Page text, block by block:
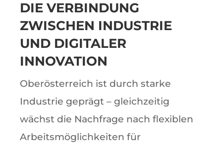
DIE VERBINDUNG
ZWISCHEN INDUSTRIE
UND DIGITALER
INNOVATION
Oberösterreich ist durch starke
Industrie geprägt – gleichzeitig
wächst die Nachfrage nach flexiblen
Arbeitsmöglichkeiten für